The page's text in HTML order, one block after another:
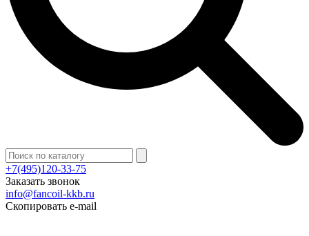
+7(495)120-33-75
Заказать звонок
info@fancoil-kkb.ru
Скопировать e-mail